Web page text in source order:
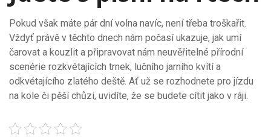
Pokud však máte pár dní volna navíc, není třeba troškařit.
Vždyť právě v těchto dnech nám počasí ukazuje, jak umí
čarovat a kouzlit a připravovat nám neuvěřitelné přírodní
scenérie rozkvétajících trnek, lučního jarního kvítí a
odkvétajícího zlatého deště. Ať už se rozhodnete pro jízdu
na kole či pěší chůzi, uvidíte, že se budete cítit jako v ráji.